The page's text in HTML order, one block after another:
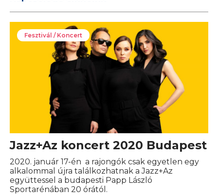
Fesztivál / Koncert
Jazz+Az koncert 2020 Budapest
2020. január 17-én a rajongók csak egyetlen egy
alkalommal újra találkozhatnak a Jazz+Az
együttessel a budapesti Papp László
Sportarénában 20 órától.